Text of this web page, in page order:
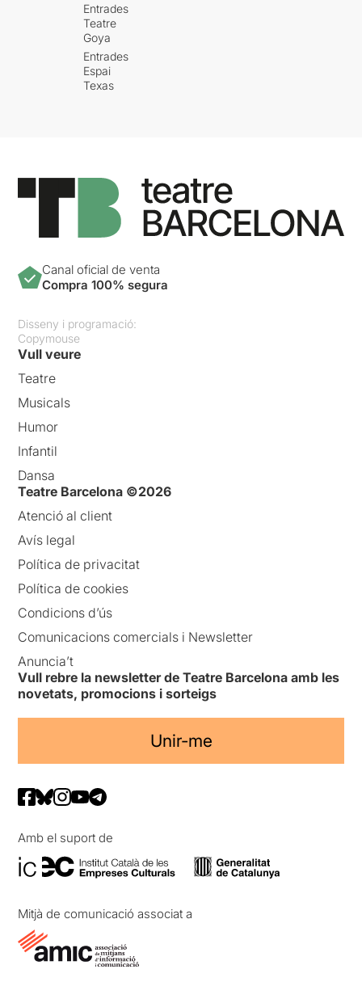
Entrades
Teatre
Goya
Entrades
Espai
Texas
Canal oficial de venta
Compra 100% segura
Disseny i programació:
Copymouse
Vull veure
Teatre
Musicals
Humor
Infantil
Dansa
Teatre Barcelona ©2026
Atenció al client
Avís legal
Política de privacitat
Política de cookies
Condicions d’ús
Comunicacions comercials i Newsletter
Anuncia’t
Vull rebre la newsletter de Teatre Barcelona amb les
novetats, promocions i sorteigs
Unir-me
Amb el suport de
Mitjà de comunicació associat a